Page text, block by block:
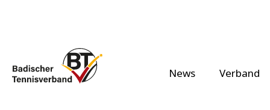
News Verband